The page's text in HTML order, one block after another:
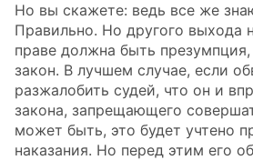
Но вы скажете: ведь все же
Правильно. Но другого выхода
праве должна быть презумпция,
закон. В лучшем случае, если
разжалобить судей, что он и
закона, запрещающего
может быть, это будет учтено
наказания. Но перед этим его